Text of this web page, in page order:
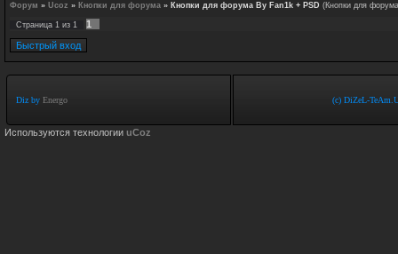
Форум » Ucoz » Кнопки для форума » Кнопки для форума By Fan1k + PSD (Кнопки для
Страница 1 из 1 1
Diz by Energo (c) DiZeL-
Используются технологии uCoz